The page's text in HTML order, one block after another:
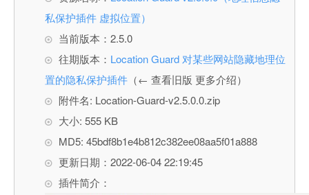
私保护插件 虚拟位置）
当前版本：2.5.0
往期版本： Location Guard 对某些网站隐藏地理位
置的隐私保护插件 （← 查看旧版 更多介绍）
附件名: Location-Guard-v2.5.0.0.zip
大小: 555 KB
MD5: 45bdf8b1e4b812c382ee08aa5f01a888
更新日期：2022-06-04 22:19:45
插件简介：